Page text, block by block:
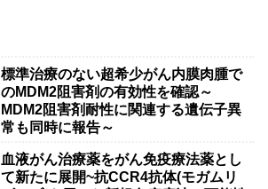
標準治療のない超希少がん内膜肉腫で
のMDM2阻害剤の有効性を確認～
MDM2阻害剤耐性に関連する遺伝子異
常も同時に報告～
血液がん治療薬をがん免疫療法薬とし
て新たに展開~抗CCR4抗体(モガムリ